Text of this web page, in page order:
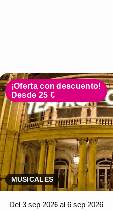
¡Oferta con descuento!
Desde 25 €
MUSICALES
Del 3 sep 2026 al 6 sep 2026